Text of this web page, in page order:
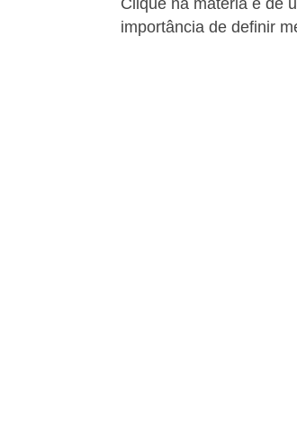
importância de definir